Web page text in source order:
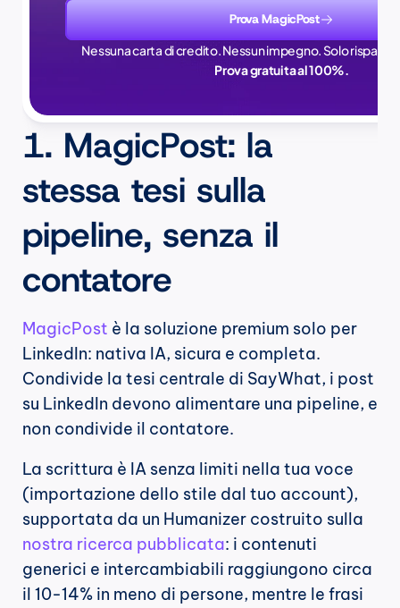
Prova MagicPost
Nessuna carta di credito. Nessun impegno. Solo
Prova gratuita al 100%.
1. MagicPost: la
stessa tesi sulla
pipeline, senza il
contatore
MagicPost è la soluzione premium solo per
LinkedIn: nativa IA, sicura e completa.
Condivide la tesi centrale di SayWhat, i post
su LinkedIn devono alimentare una pipeline, e
non condivide il contatore.
La scrittura è IA senza limiti nella tua voce
(importazione dello stile dal tuo account),
nostra ricerca pubblicata: i contenuti
generici e intercambiabili raggiungono circa
il 10-14% in meno di persone, mentre le frasi